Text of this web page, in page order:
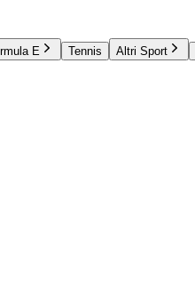
E Tennis Altri Sport